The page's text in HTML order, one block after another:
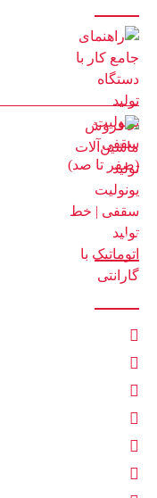
آمار بازدید
ارتباط با ما